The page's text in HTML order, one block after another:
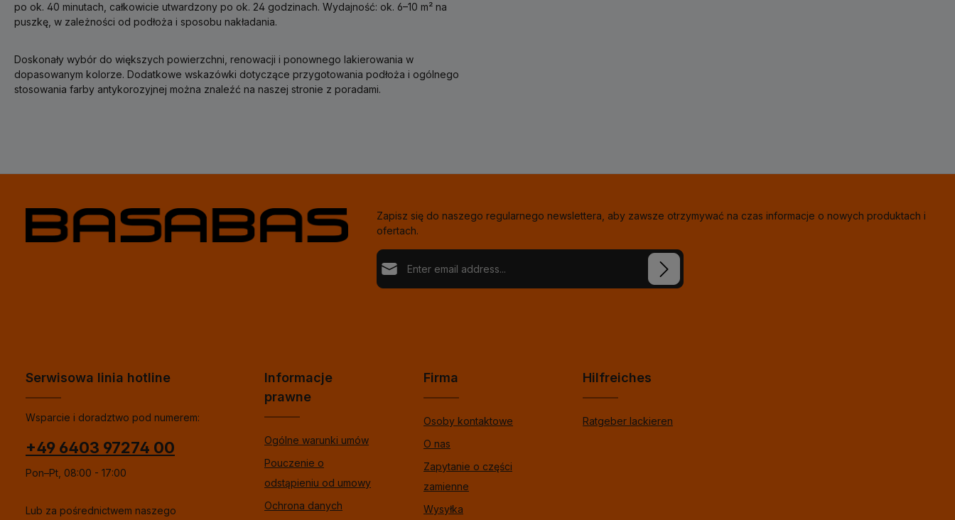
po ok. 40 minutach, całkowicie utwardzony po ok. 24 godzinach. Wydajność: ok. 6–10 m² na
puszkę, w zależności od podłoża i sposobu nakładania.
Doskonały wybór do większych powierzchni, renowacji i ponownego lakierowania w
dopasowanym kolorze. Dodatkowe wskazówki dotyczące przygotowania podłoża i ogólnego
stosowania farby antykorozyjnej można znaleźć na naszej stronie z poradami.
Zapisz się do naszego regularnego newslettera, aby zawsze otrzymywać na czas informacje o nowych produktach i
ofertach.
Adres e-mail*
Serwisowa linia hotline
Wsparcie i doradztwo pod numerem:
+49 6403 97274 00
Pon–Pt, 08:00 - 17:00
Lub za pośrednictwem naszego
Informacje
prawne
Ogólne warunki umów
Pouczenie o
odstąpieniu od umowy
Ochrona danych
Firma
Osoby kontaktowe
O nas
Zapytanie o części
zamienne
Wysyłka
Hilfreiches
Ratgeber lackieren